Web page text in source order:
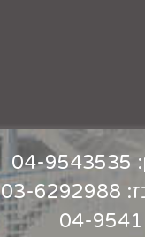
04-9543535
03-6292988